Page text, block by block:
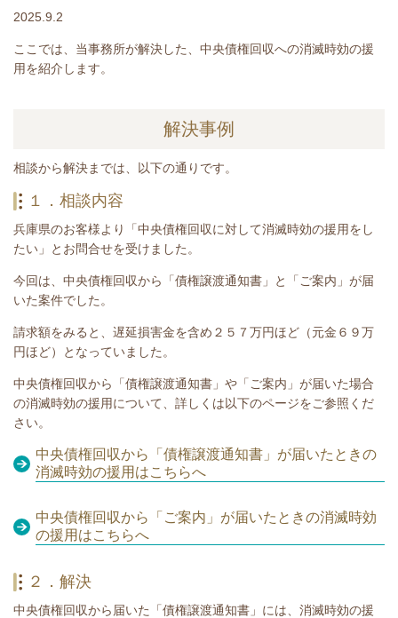
2025.9.2
ここでは、当事務所が解決した、中央債権回収への消滅時効の援
用を紹介します。
解決事例
相談から解決までは、以下の通りです。
１．相談内容
兵庫県のお客様より「中央債権回収に対して消滅時効の援用をし
たい」とお問合せを受けました。
今回は、中央債権回収から「債権譲渡通知書」と「ご案内」が届
いた案件でした。
請求額をみると、遅延損害金を含め２５７万円ほど（元金６９万
円ほど）となっていました。
中央債権回収から 「債権譲渡通知書」や「ご案内」 が届いた場合
の消滅時効の援用について、詳しくは以下のページをご参照くだ
さい。
中央債権回収から「債権譲渡通知書」が届いたときの
消滅時効の援用はこちらへ
中央債権回収から「ご案内」が届いたときの消滅時効
の援用はこちらへ
２．解決
中央債権回収から届いた 「債権譲渡通知書」 には、 消滅時効の援